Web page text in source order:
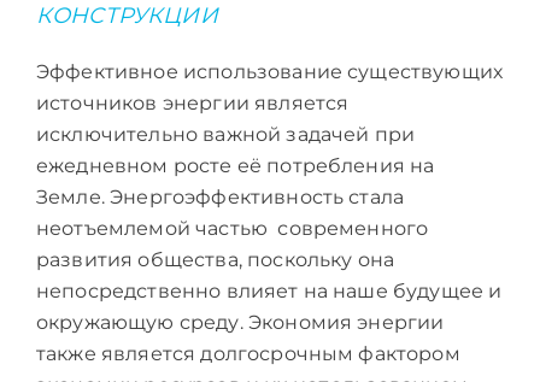
КОНСТРУКЦИИ
Эффективное использование существующих
источников энергии является
исключительно важной задачей при
ежедневном росте её потребления на
Земле. Энергоэффективность стала
неотъемлемой частью современного
развития общества, поскольку она
непосредственно влияет на наше будущее и
окружающую среду. Экономия энергии
также является долгосрочным фактором